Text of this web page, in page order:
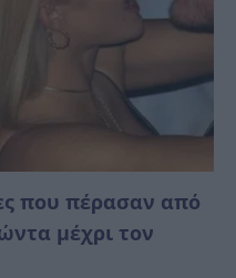
που πέρασαν από
μέχρι τον